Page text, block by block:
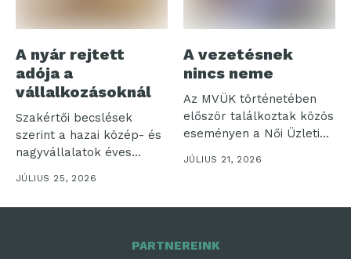
A nyár rejtett
adója a
vállalkozásoknál
Szakértői becslések
szerint a hazai közép- és
nagyvállalatok éves
nyereségének akár
JÚLIUS 25, 2026
A vezetésnek
nincs neme
Az MVÜK történetében
először találkoztak közös
eseményen a Női Üzleti
Klub és...
JÚLIUS 21, 2026
PARTNEREINK